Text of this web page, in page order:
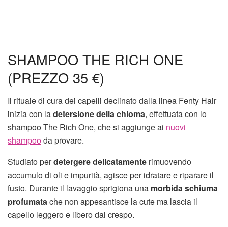
SHAMPOO THE RICH ONE
(PREZZO 35 €)
Il rituale di cura dei capelli declinato dalla linea Fenty Hair
inizia con ladetersione della chioma, effettuata con lo
shampoo The Rich One, che si aggiunge ai nuovi
shampooda provare.
Studiato perdetergere delicatamente rimuovendo
accumulo di oli e impurità, agisce per idratare e riparare il
fusto. Durante il lavaggio sprigiona una morbida schiuma
profumatache non appesantisce la cute ma lascia il
capello leggero e libero dal crespo.